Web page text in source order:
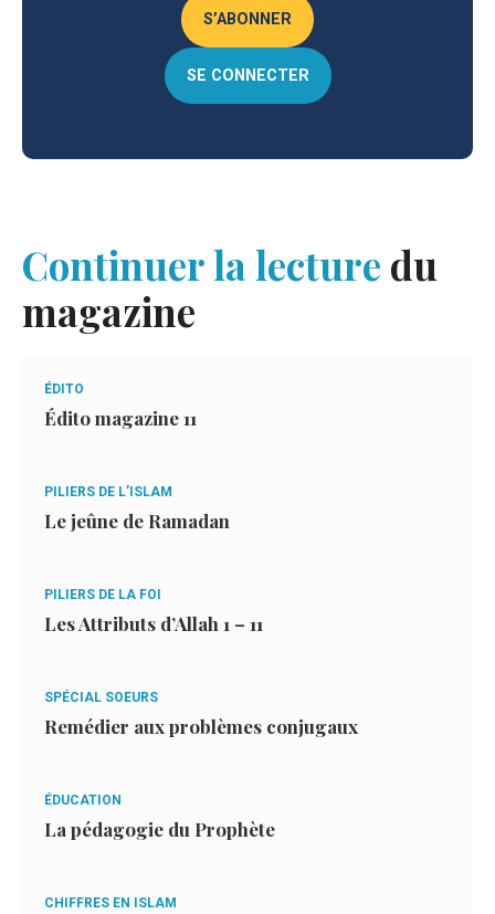
S’ABONNER
SE CONNECTER
Continuer la lecture du
magazine
ÉDITO
Édito magazine 11
PILIERS DE L’ISLAM
Le jeûne de Ramadan
PILIERS DE LA FOI
Les Attributs d’Allah 1 – 11
SPÉCIAL SOEURS
Remédier aux problèmes conjugaux
ÉDUCATION
La pédagogie du Prophète
CHIFFRES EN ISLAM